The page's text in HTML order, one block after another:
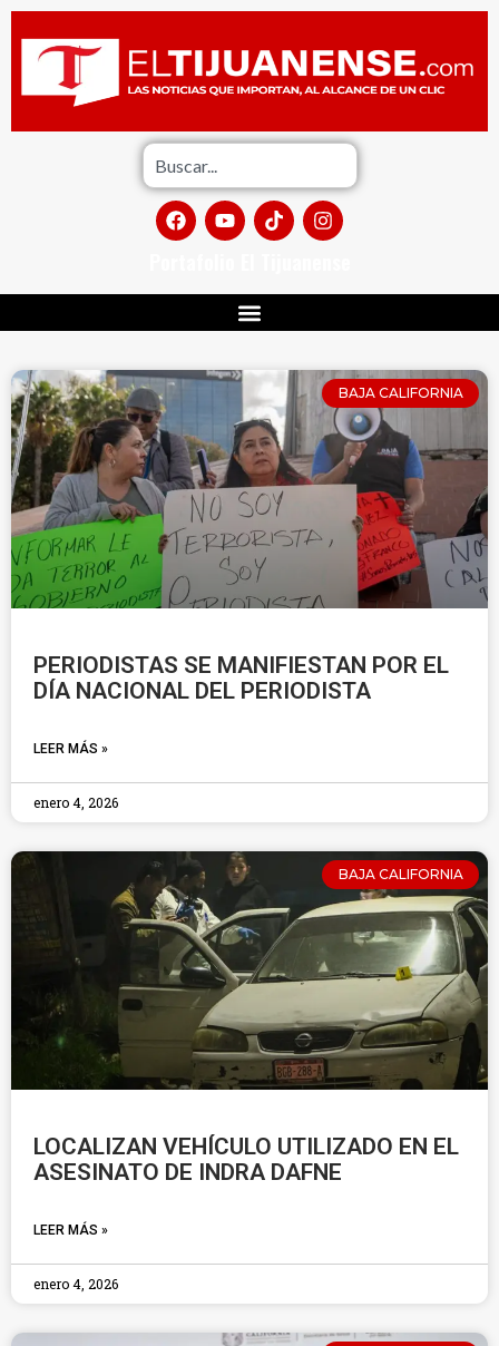
BAJA CALIFORNIA
PERIODISTAS SE MANIFIESTAN POR EL
DÍA NACIONAL DEL PERIODISTA
LEER MÁS »
enero 4, 2026
BAJA CALIFORNIA
LOCALIZAN VEHÍCULO UTILIZADO EN EL
ASESINATO DE INDRA DAFNE
LEER MÁS »
enero 4, 2026